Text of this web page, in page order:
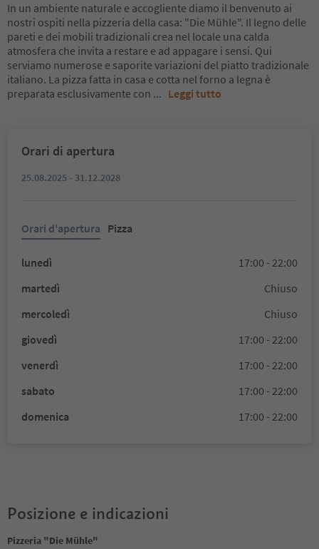
In un ambiente naturale e accogliente diamo il benvenuto ai
nostri ospiti nella pizzeria della casa: "Die Mühle". Il legno delle
pareti e dei mobili tradizionali crea nel locale una calda
atmosfera che invita a restare e ad appagare i sensi. Qui
serviamo numerose e saporite variazioni del piatto tradizionale
italiano. La pizza fatta in casa e cotta nel forno a legna è
preparata esclusivamente con ... Leggi tutto
Orari di apertura
25.08.2025 - 31.12.2028
Orari d'apertura Pizza
lunedì
17:00 - 22:00
martedì
Chiuso
mercoledì
Chiuso
giovedì
17:00 - 22:00
venerdì
17:00 - 22:00
sabato
17:00 - 22:00
domenica
17:00 - 22:00
Posizione e indicazioni
Pizzeria "Die Mühle"